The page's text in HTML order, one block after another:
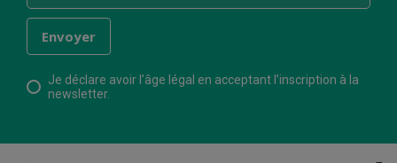
Je déclare avoir l’âge légal en acceptant l’inscription à la
newsletter.